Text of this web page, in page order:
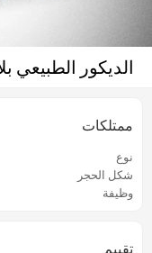
الديكور الطبيعي
ممتلكات
نوع
شكل الحجر
وظيفة
تقييم